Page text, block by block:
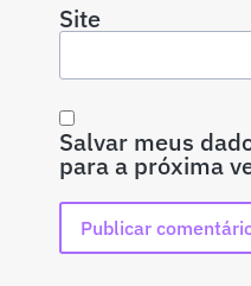
Site
Salvar meus
para a próxima